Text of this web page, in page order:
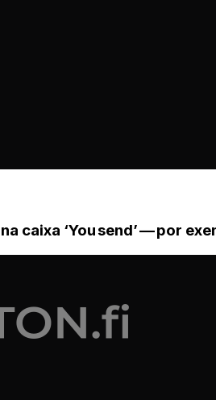
caixa ‘You send’ — por